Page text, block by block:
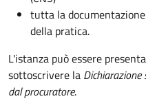
tutta la
della pratica.
L'istanza può essere
sottoscrivere la
dal procuratore.